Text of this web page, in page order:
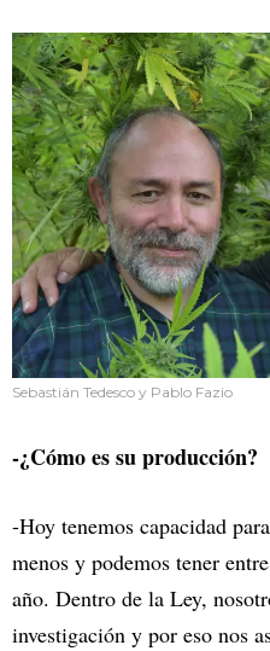
Sebastián Tedesco y Pablo Fazio
-¿Cómo es su producción?
-Hoy tenemos capacidad
menos y podemos tener
año. Dentro de la Ley,
investigación y por eso nos